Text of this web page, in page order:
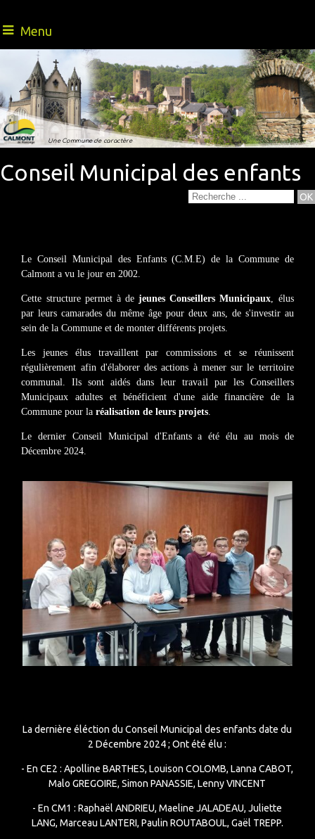
Menu
Une Commune de caractère
Une nature riche
- Au Cœur de l'Aveyron -
Conseil Municipal des enfants
Le Conseil Municipal des Enfants (C.M.E) de la Commune de
Calmont a vu le jour en 2002.
Cette structure permet à dejeunes Conseillers Municipaux, élus
par leurs camarades du même âge pour deux ans, de s'investir au
sein de la Commune et de monter différents projets.
Les jeunes élus travaillent par commissions et se réunissent
régulièrement afin d'élaborer des actions à mener sur le territoire
communal. Ils sont aidés dans leur travail par les Conseillers
Municipaux adultes et bénéficient d'une aide financière de la
Commune pour laréalisation de leurs projets.
Le dernier Conseil Municipal d'Enfants a été élu au mois de
Décembre 2024.
La dernière éléction du Conseil Municipal des enfants date du
2 Décembre 2024 ; Ont été élu :
- En CE2 : Apolline BARTHES, Louison COLOMB, Lanna CABOT,
Malo GREGOIRE, Simon PANASSIE, Lenny VINCENT
- En CM1 : Raphaël ANDRIEU, Maeline JALADEAU, Juliette
LANG, Marceau LANTERI, Paulin ROUTABOUL, Gaël TREPP.